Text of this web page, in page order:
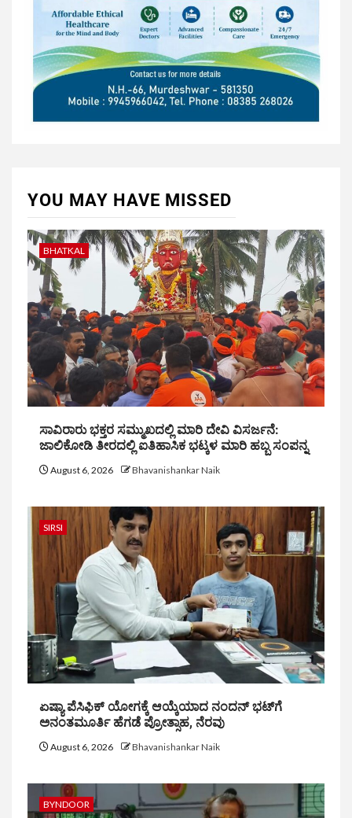
YOU MAY HAVE MISSED
BHATKAL
ಸಾವಿರಾರು ಭಕ್ತರ ಸಮ್ಮುಖದಲ್ಲಿ ಮಾರಿ ದೇವಿ ವಿಸರ್ಜನೆ:
ಜಾಲಿಕೋಡಿ ತೀರದಲ್ಲಿ ಐತಿಹಾಸಿಕ ಭಟ್ಕಳ ಮಾರಿ ಹಬ್ಬ ಸಂಪನ್ನ
August 6, 2026 Bhavanishankar Naik
SIRSI
ಏಷ್ಯಾ ಪೆಸಿಫಿಕ್ ಯೋಗಕ್ಕೆ ಆಯ್ಕೆಯಾದ ನಂದನ್ ಭಟ್‌ಗೆ
ಅನಂತಮೂರ್ತಿ ಹೆಗಡೆ ಪ್ರೋತ್ಸಾಹ, ನೆರವು
August 6, 2026 Bhavanishankar Naik
BYNDOOR